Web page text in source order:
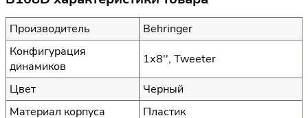
Производитель
Behringer
Конфигурация
динамиков
1х8'', Tweeter
Цвет
Черный
Материал корпуса
Пластик